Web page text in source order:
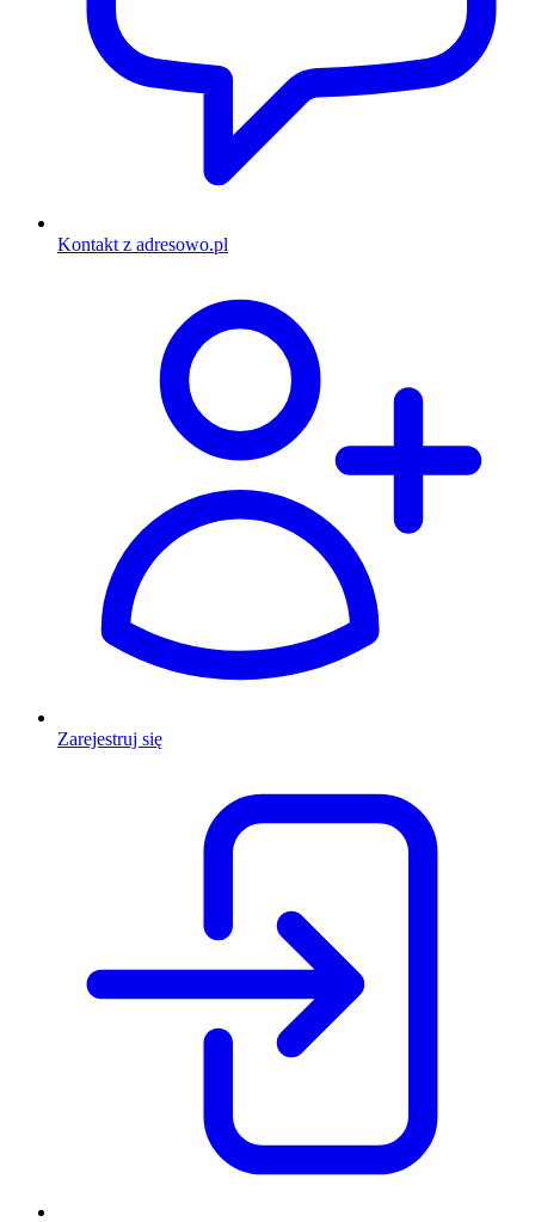
Kontakt z adresowo.pl
Zarejestruj się